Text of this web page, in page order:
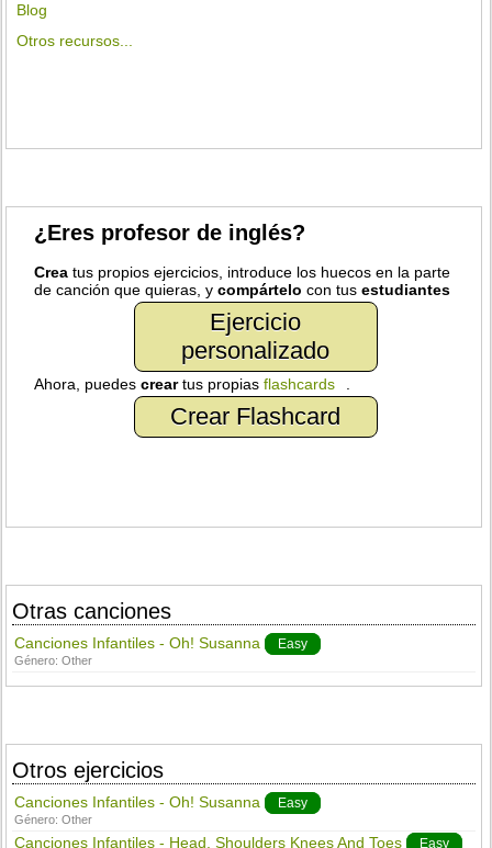
Blog
Otros recursos...
¿Eres profesor de inglés?
Crea tus propios ejercicios, introduce los huecos en la parte
de canción que quieras, ycompártelo con tusestudiantes
Ejercicio
personalizado
Ahora, puedescreartus propiasflashcards
Crear Flashcard
Otras canciones
Canciones Infantiles - Oh! Susanna Easy
Género:Other
Otros ejercicios
Canciones Infantiles - Oh! Susanna Easy
Género:Other
Canciones Infantiles - Head, Shoulders Knees And Toes Easy